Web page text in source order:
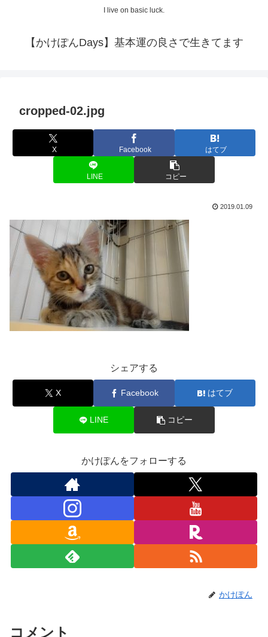
I live on basic luck.
【かけぽんDays】基本運の良さで生きてます
cropped-02.jpg
X Facebook はてブ
LINE コピー
2019.01.09
シェアする
X Facebook はてブ
LINE コピー
かけぽんをフォローする
かけぽん
コメント